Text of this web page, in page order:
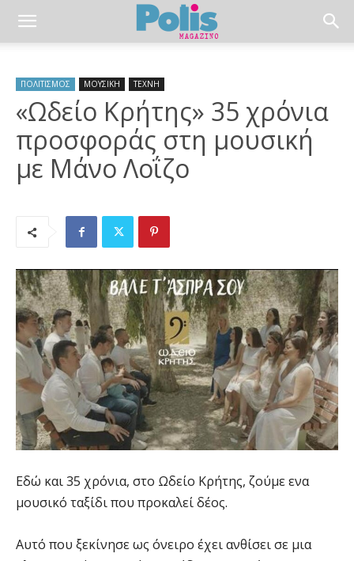
ΠΟΛΙΤΙΣΜΟΣ ΜΟΥΣΙΚΗ ΤΕΧΝΗ
«Ωδείο Κρήτης» 35 χρόνια
προσφοράς στη μουσική
με Μάνο Λοΐζο
Εδώ και 35 χρόνια, στο Ωδείο Κρήτης, ζούμε ενα
μουσικό ταξίδι που προκαλεί δέος.
Αυτό που ξεκίνησε ως όνειρο έχει ανθίσει σε μια